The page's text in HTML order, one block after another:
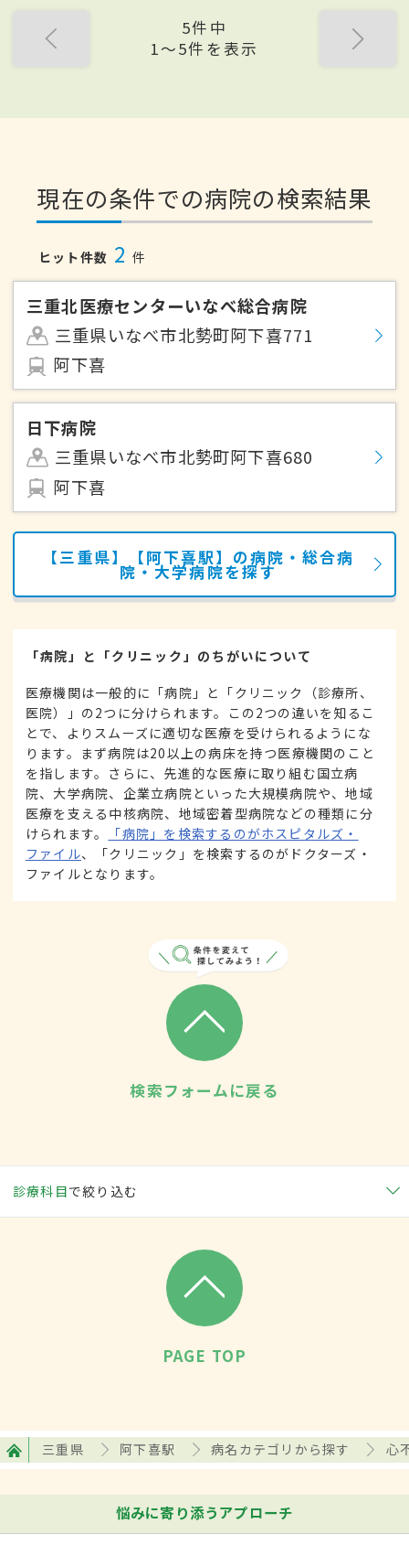
5件中
1〜5件を表示
現在の条件での病院の検索結果
ヒット件数 2 件
三重北医療センターいなべ総合病院
三重県いなべ市北勢町阿下喜771
阿下喜
日下病院
三重県いなべ市北勢町阿下喜680
阿下喜
【三重県】【阿下喜駅】の病院・総合病
院・大学病院を探す
「病院」と「クリニック」のちがいについて
医療機関は一般的に「病院」と「クリニック（診療所、
医院）」の2つに分けられます。この2つの違いを知るこ
とで、よりスムーズに適切な医療を受けられるようにな
ります。まず病院は20以上の病床を持つ医療機関のこと
を指します。さらに、先進的な医療に取り組む国立病
院、大学病院、企業立病院といった大規模病院や、地域
医療を支える中核病院、地域密着型病院などの種類に分
けられます。
「病院」を検索するのがホスピタルズ・
ファイル、「クリニック」を検索するのがドクターズ・
ファイルとなります。
検索フォームに戻る
診療科目で絞り込む
PAGE TOP
三重県 阿下喜駅 病名カテゴリから探す 心
悩みに寄り添うアプローチ